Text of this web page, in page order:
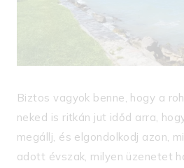
Biztos vagyok benne, hogy a
neked is ritkán jut időd arra,
megállj, és elgondolkodj azon,
adott évszak, milyen üzenetet